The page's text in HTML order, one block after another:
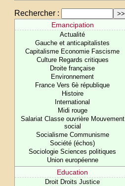
Rechercher :
Emancipation
Actualité
Gauche et anticapitalistes
Capitalisme Economie Fascisme
Culture Regards critiques
Droite française
Environnement
France Vers 6è république
Histoire
International
Midi rouge
Salariat Classe ouvrière Mouvement
social
Socialisme Communisme
Société (échos)
Sociologie Sciences politiques
Union européenne
Education
Droit Droits Justice